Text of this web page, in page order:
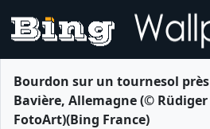
Bourdon sur un tournesol
Bavière, Allemagne (©
FotoArt)(Bing France)